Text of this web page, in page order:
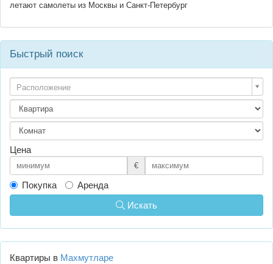
летают самолеты из Москвы и Санкт-Петербург
Быстрый поиск
Расположение
Цена
€
Покупка
Аренда
Искать
Квартиры в Махмутларе